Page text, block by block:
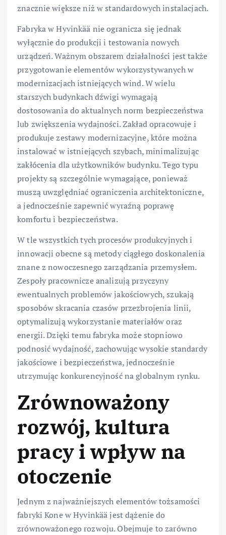
znacznie większe niż w standardowych instalacjach.
Fabryka w Hyvinkää nie ogranicza się jednak
wyłącznie do produkcji i testowania nowych
urządzeń. Ważnym obszarem działalności jest także
przygotowanie elementów wykorzystywanych w
modernizacjach istniejących wind. W wielu
starszych budynkach dźwigi wymagają
dostosowania do aktualnych norm bezpieczeństwa
lub zwiększenia wydajności. Zakład opracowuje i
produkuje zestawy modernizacyjne, które można
instalować w istniejących szybach, minimalizując
zakłócenia dla użytkowników budynku. Tego typu
projekty są szczególnie wymagające, ponieważ
muszą uwzględniać ograniczenia architektoniczne,
a jednocześnie zapewnić wyraźną poprawę
komfortu i bezpieczeństwa.
W tle wszystkich tych procesów produkcyjnych i
innowacji obecne są metody ciągłego doskonalenia
znane z nowoczesnego zarządzania przemysłem.
Zespoły pracownicze analizują przyczyny
ewentualnych problemów jakościowych, szukają
sposobów skracania czasów przezbrojenia linii,
optymalizują wykorzystanie materiałów oraz
energii. Dzięki temu fabryka może stopniowo
podnosić wydajność, zachowując wysokie standardy
jakościowe i bezpieczeństwa, jednocześnie
utrzymując konkurencyjność na globalnym rynku.
Zrównoważony
rozwój, kultura
pracy i wpływ na
otoczenie
Jednym z najważniejszych elementów tożsamości
fabryki Kone w Hyvinkää jest dążenie do
zrównoważonego rozwoju. Obejmuje to zarówno